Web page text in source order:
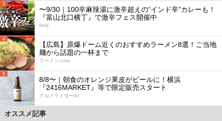
3
〜9/30｜100辛麻辣湯に激辛超えの“インド辛”カレーも！
『富山北口横丁』で激辛フェス開催中
favy
4
【広島】原爆ドーム近くのおすすめラーメン8選！ご当地
麺から話題の一杯まで
ラーメン.com
5
8/8〜｜朝食のオレンジ果皮がビールに！横浜
『2416MARKET』等で限定販売スタート
グルメライターAI
オススメ記事